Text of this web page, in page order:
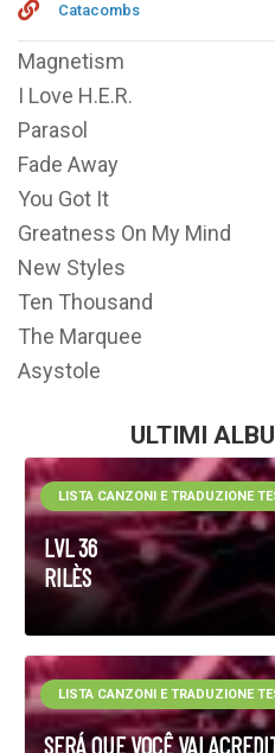
Catacombs
Magnetism
I Love H.E.R.
Parasol
Fade Away
You Got It
Greatness On My Mind
New Styles
Ten Thousand
The Marquee
Asystole
ULTIMI
LVL 36
RILÈS
LISTA CANZONI E TRADUZIONE
SERÁ QUE VOCÊ VAI
LISTA CANZONI E TRADUZIONE